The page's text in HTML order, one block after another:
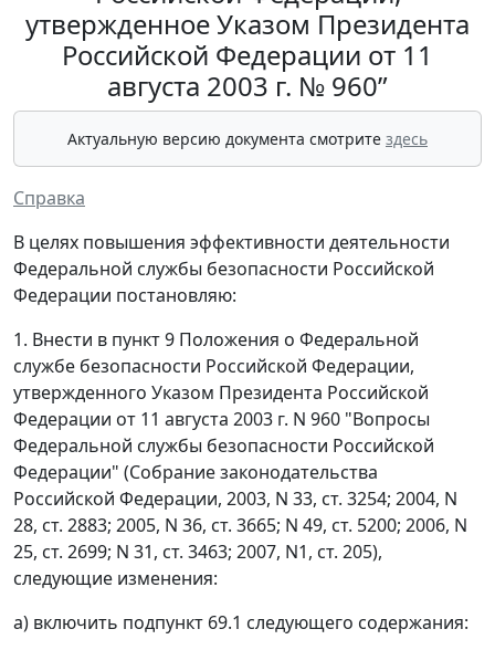
утвержденное Указом Президента
Российской Федерации от 11
августа 2003 г. № 960”
Актуальную версию документа смотрите здесь
Справка
В целях повышения эффективности деятельности
Федеральной службы безопасности Российской
Федерации постановляю:
1. Внести в пункт 9 Положения о Федеральной
службе безопасности Российской Федерации,
утвержденного Указом Президента Российской
Федерации от 11 августа 2003 г. N 960 "Вопросы
Федеральной службы безопасности Российской
Федерации" (Собрание законодательства
Российской Федерации, 2003, N 33, ст. 3254; 2004, N
28, ст. 2883; 2005, N 36, ст. 3665; N 49, ст. 5200; 2006, N
25, ст. 2699; N 31, ст. 3463; 2007, N1, ст. 205),
следующие изменения:
а) включить подпункт 69.1 следующего содержания: